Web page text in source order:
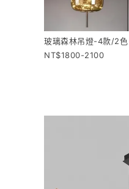
玻璃森林吊燈-4款/2色
1800-2100